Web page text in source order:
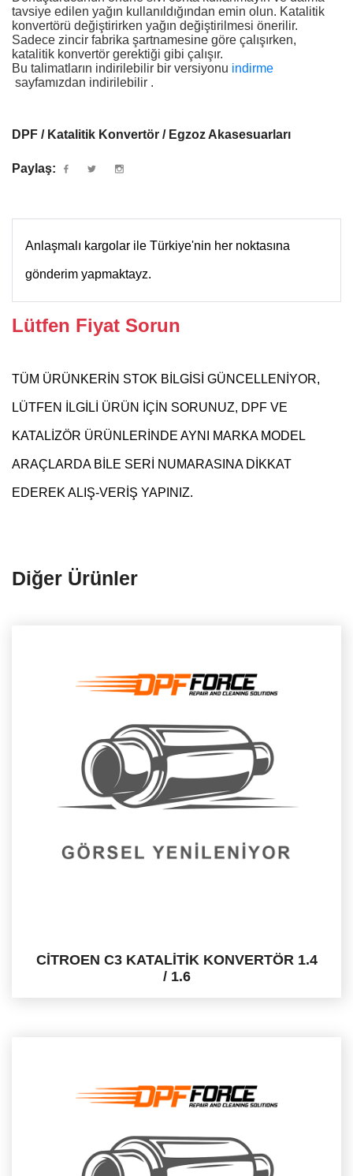
tavsiye edilen yağın kullanıldığından emin olun. Katalitik
konvertörü değiştirirken yağın değiştirilmesi önerilir.
Sadece zincir fabrika şartnamesine göre çalışırken,
katalitik konvertör gerektiği gibi çalışır.
Bu talimatların indirilebilir bir versiyonu indirme
sayfamızdan indirilebilir .
DPF / Katalitik Konvertör / Egzoz Akasesuarları
Paylaş:
Anlaşmalı kargolar ile Türkiye'nin her noktasına
gönderim yapmaktayz.
Lütfen Fiyat Sorun
TÜM ÜRÜNKERİN STOK BİLGİSİ GÜNCELLENİYOR,
LÜTFEN İLGİLİ ÜRÜN İÇİN SORUNUZ, DPF VE
KATALİZÖR ÜRÜNLERİNDE AYNI MARKA MODEL
ARAÇLARDA BİLE SERİ NUMARASINA DİKKAT
EDEREK ALIŞ-VERİŞ YAPINIZ.
Diğer Ürünler
CİTROEN C3 KATALİTİK KONVERTÖR 1.4
/ 1.6